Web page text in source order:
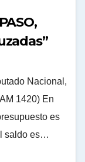
Nacional,
1420) En
es
saldo es…